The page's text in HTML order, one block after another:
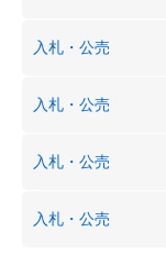
入札・公売
入札・公売
入札・公売
入札・公売